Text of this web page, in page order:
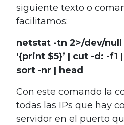
siguiente texto o
facilitamos:
netstat -tn 2>/dev/
‘{print $5}’ | cut -d: -f1
sort -nr | head
Con este comando la
todas las IPs que hay
servidor en el puerto